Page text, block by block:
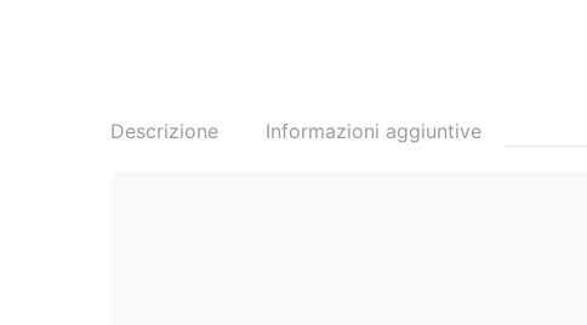
Descrizione Informazioni aggiuntive